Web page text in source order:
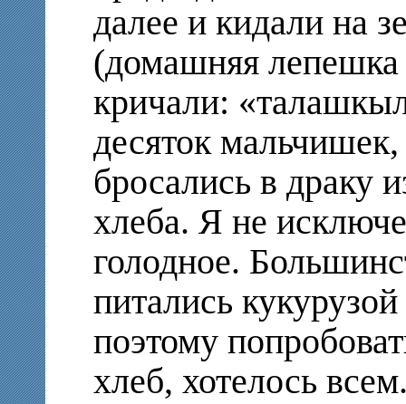
далее и кидали на
(домашняя
кричали:
десяток
бросались в драку
хлеба. Я не
голодное.
питались
поэтому
хлеб, хотелось